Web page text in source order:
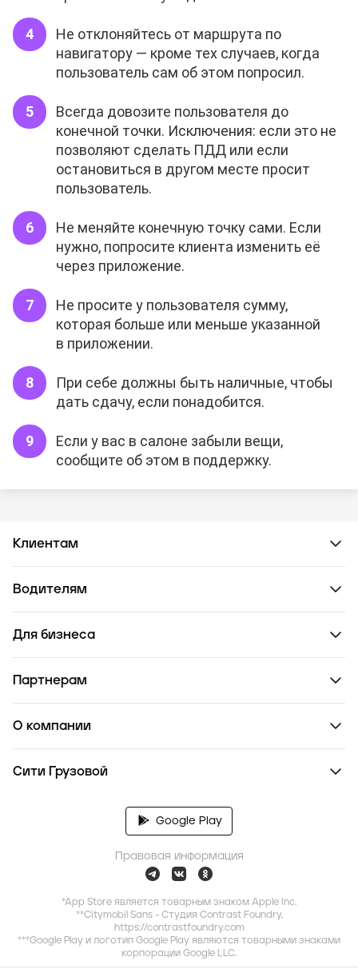
Не отклоняйтесь от маршрута по
навигатору — кроме тех случаев, когда
пользователь сам об этом попросил.
Всегда довозите пользователя до
конечной точки. Исключения: если это не
позволяют сделать ПДД или если
остановиться в другом месте просит
пользователь.
Не меняйте конечную точку сами. Если
нужно, попросите клиента изменить её
через приложение.
Не просите у пользователя сумму,
которая больше или меньше указанной
в приложении.
При себе должны быть наличные, чтобы
дать сдачу, если понадобится.
Если у вас в салоне забыли вещи,
сообщите об этом в поддержку.
Клиентам
Водителям
Для бизнеса
Партнерам
О компании
Сити Грузовой
Google Play
Правовая информация
*App Store является товарным знаком Apple Inc.
**Citymobil Sans - Студия Contrast Foundry,
https://contrastfoundry.com
***Google Play и логотип Google Play являются товарными знаками
корпорации Google LLC.